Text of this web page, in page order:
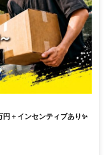
＋インセンティブあり✨